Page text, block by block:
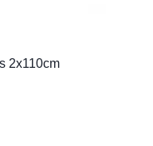
2x110cm